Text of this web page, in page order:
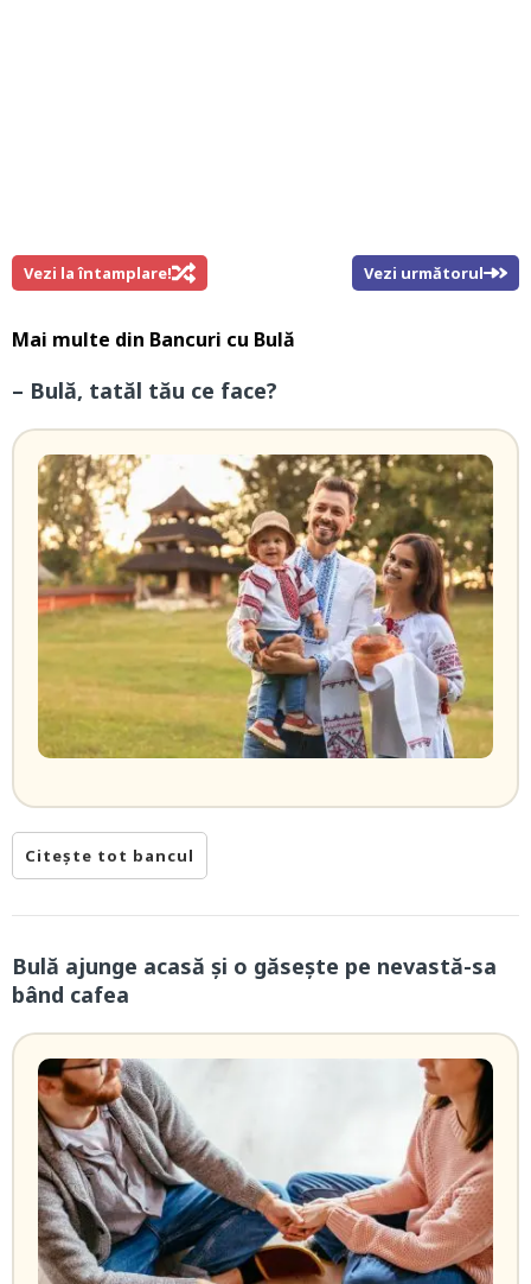
Vezi la întamplare! Vezi următorul
Mai multe din Bancuri cu Bulă
– Bulă, tatăl tău ce face?
Citește tot bancul
Bulă ajunge acasă și o găsește pe nevastă-sa
bând cafea